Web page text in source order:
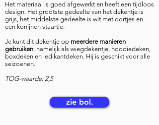
Het materiaal is goed afgewerkt en heeft een tijdloos
design. Het grootste gedeelte van het dekentje is
grijs, het middelste gedeelte is wit met oortjes en
een konijnen staartje.
Je kunt dit dekentje op meerdere manieren
gebruiken, namelijk als wiegdekentje, hoodiedeken,
boxdeken en ledikantdeken. Hij is geschikt voor alle
seizoenen.
TOG-waarde: 2,5
zie bol.